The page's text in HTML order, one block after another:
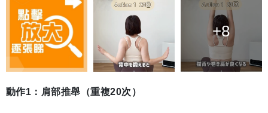
+8
動作1：肩部推舉（重複20次）